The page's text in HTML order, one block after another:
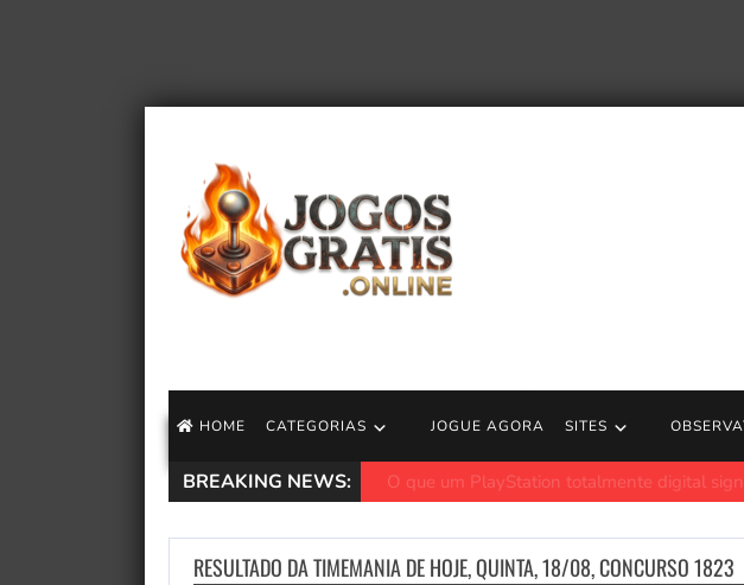
HOME CATEGORIAS JOGUE AGORA SITES
BREAKING NEWS: Ó Demônio! Consertar minha TV – Trailer de
RESULTADO DA TIMEMANIA DE HOJE, QUINTA, 18/08, CONCURSO 1823